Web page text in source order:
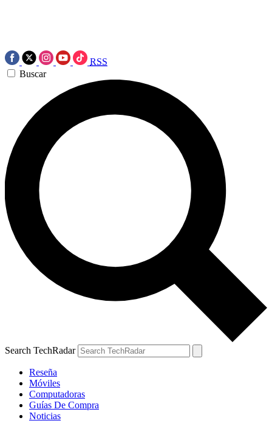
RSS
Buscar
Search TechRadar
Reseña
Móviles
Computadoras
Guías De Compra
Noticias